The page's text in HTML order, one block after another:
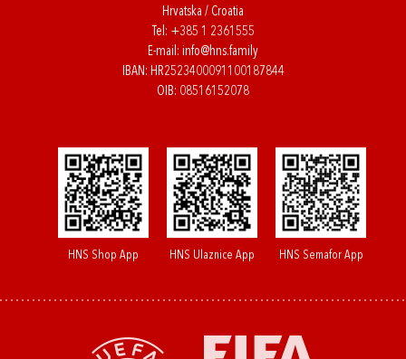
Hrvatska / Croatia
Tel: +385 1 2361555
E-mail: info@hns.family
IBAN: HR2523400091100187844
OIB: 08516152078
HNS Shop App HNS Ulaznice App HNS Semafor App